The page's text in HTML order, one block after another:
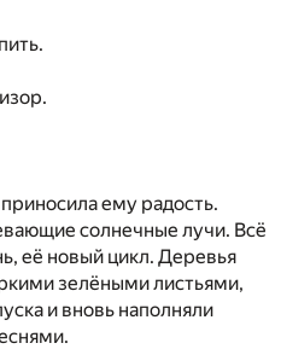
ему радость.
солнечные лучи. Всё
её новый цикл. Деревья
зелёными листьями,
и вновь наполняли